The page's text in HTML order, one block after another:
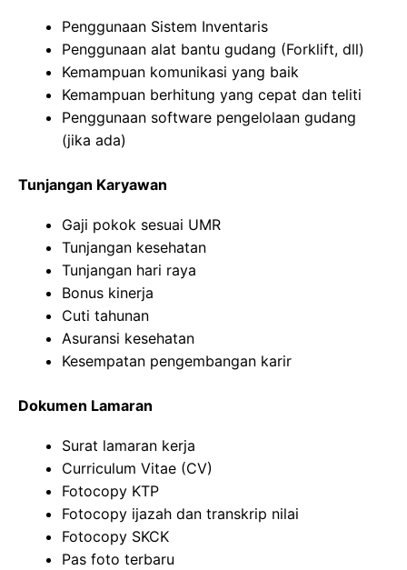
Penggunaan Sistem Inventaris
Penggunaan alat bantu gudang (Forklift, dll)
Kemampuan komunikasi yang baik
Kemampuan berhitung yang cepat dan teliti
Penggunaan software pengelolaan gudang
(jika ada)
Tunjangan Karyawan
Gaji pokok sesuai UMR
Tunjangan kesehatan
Tunjangan hari raya
Bonus kinerja
Cuti tahunan
Asuransi kesehatan
Kesempatan pengembangan karir
Dokumen Lamaran
Surat lamaran kerja
Curriculum Vitae (CV)
Fotocopy KTP
Fotocopy ijazah dan transkrip nilai
Fotocopy SKCK
Pas foto terbaru